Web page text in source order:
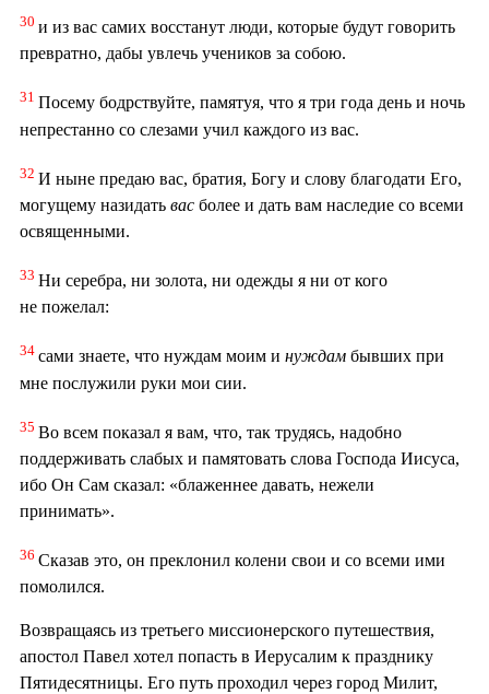
30 и из вас самих восстанут люди, которые будут говорить
превратно, дабы увлечь учеников за собою.
31 Посему бодрствуйте, памятуя, что я три года день и ночь
непрестанно со слезами учил каждого из вас.
32 И ныне предаю вас, братия, Богу и слову благодати Его,
могущему назидать вас более и дать вам наследие со всеми
освященными.
33 Ни серебра, ни золота, ни одежды я ни от кого
не пожелал:
34 сами знаете, что нуждам моим и нуждам бывших при
мне послужили руки мои сии.
35 Во всем показал я вам, что, так трудясь, надобно
поддерживать слабых и памятовать слова Господа Иисуса,
ибо Он Сам сказал: «блаженнее давать, нежели
принимать».
36 Сказав это, он преклонил колени свои и со всеми ими
помолился.
Возвращаясь из третьего миссионерского путешествия,
апостол Павел хотел попасть в Иерусалим к празднику
Пятидесятницы. Его путь проходил через город Милит,